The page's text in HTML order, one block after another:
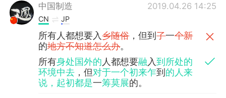
中国制造 2019.04.26 14:25
CN JP
所有人都想要入乡随俗，但到了一个新
的地方不知道怎么办。
所有身处国外的人都想要融入到所处的
环境中去 ，但对于一个初来乍到 的人来
说，起初都是一筹莫展的。